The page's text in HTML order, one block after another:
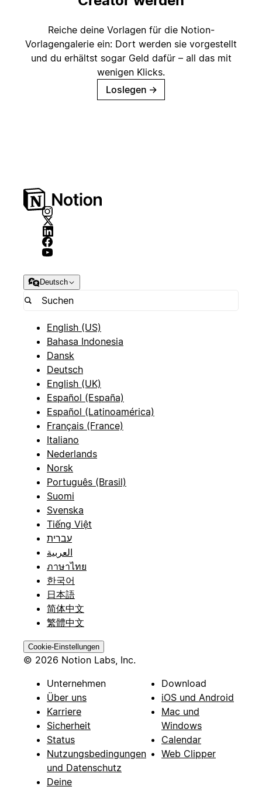
Reiche deine Vorlagen für die Notion-
Vorlagengalerie ein: Dort werden sie vorgestellt
und du erhältst sogar Geld dafür – all das mit
wenigen Klicks.
Loslegen →
Deutsch
English (US)
Bahasa Indonesia
Dansk
Deutsch
English (UK)
Español (España)
Español (Latinoamérica)
Français (France)
Italiano
Nederlands
Norsk
Português (Brasil)
Suomi
Svenska
Tiếng Việt
עברית
العربية
ภาษาไทย
한국어
日本語
简体中文
繁體中文
Cookie-Einstellungen
© 2026 Notion Labs, Inc.
Unternehmen
Über uns
Karriere
Sicherheit
Status
Nutzungsbedingungen
und Datenschutz
Deine
Download
iOS und Android
Mac und
Windows
Calendar
Web Clipper